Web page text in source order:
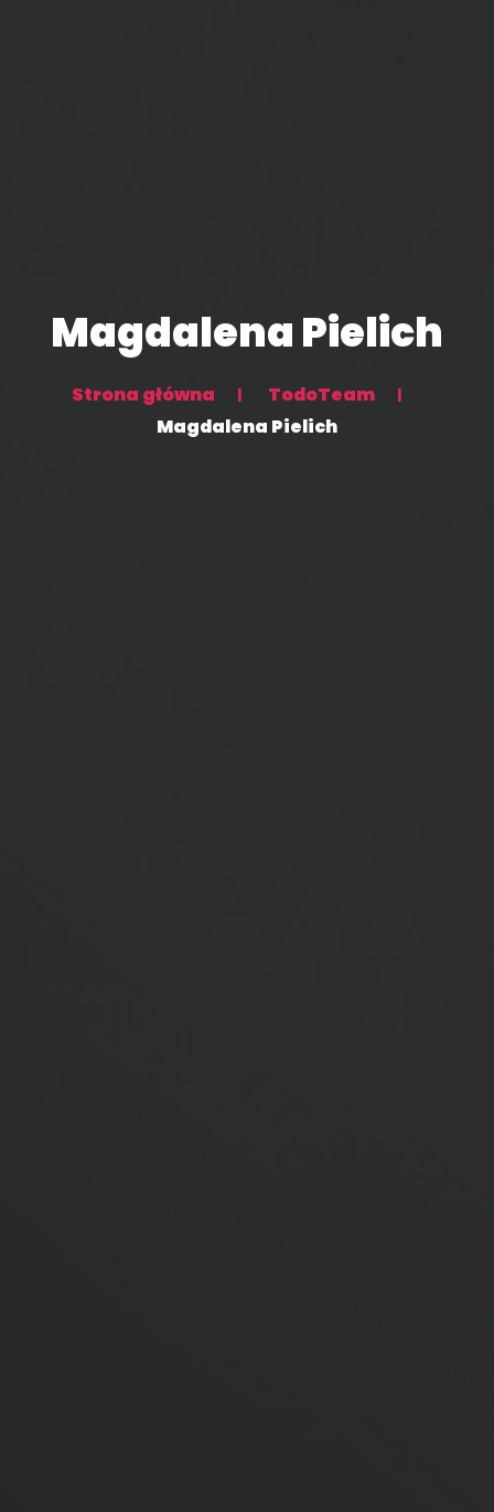
Magdalena Pielich
Strona główna
TodoTeam
Magdalena Pielich